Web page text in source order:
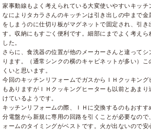
家事動線もよく考えられている大変使いやすいキッチ
なによりタカラさんのキッチンは引き出しの中まで
をしまうのに仕切り板がマグネットで固定され、引
す。収納にもすごく便利です。細部にまでよく考えら
した。
さらに、食洗器の位置が他のメーカーさんと違って
ります。（通常シンクの横のキャビネットが多い）
くいと思います。
今回のキッチンリフォームでガスからＩＨクッキング
もありますがＩＨクッキングヒーターも以前とあま
けているようです。
キッチンリフォームの際、ＩＨに交換するのもおす
分電盤から新規に専用の回路を引くことが必要なので
ォームのタイミングがベストです。火が出ないので安